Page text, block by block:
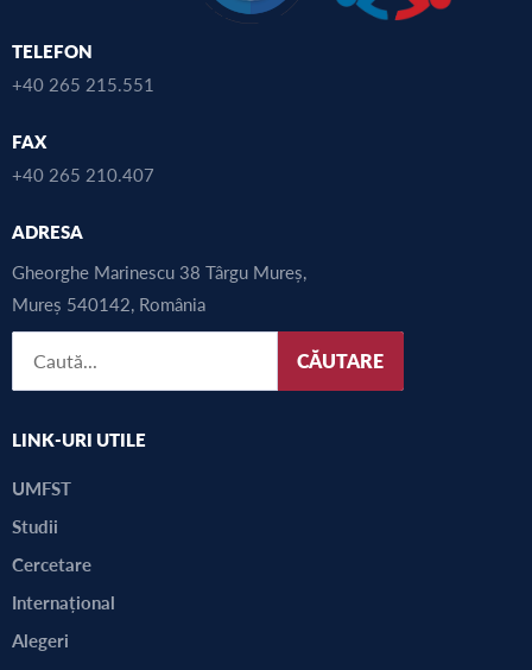
TELEFON
+40 265 215.551
FAX
+40 265 210.407
ADRESA
Gheorghe Marinescu 38 Târgu Mureș,
Mureș 540142, România
CĂUTARE
LINK-URI UTILE
UMFST
Studii
Cercetare
Internațional
Alegeri